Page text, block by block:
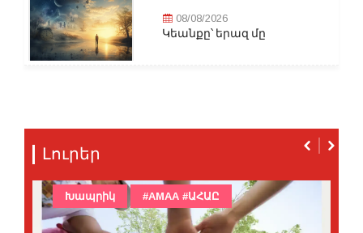
08/08/2026
Կեանքը՝ երազ մը
Լուրեր
Խապրիկ #AMAA #ԱՀԱԸ